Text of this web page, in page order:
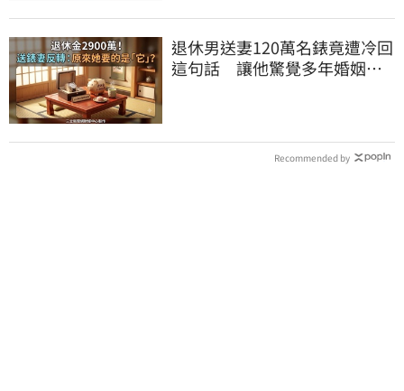
退休男送妻120萬名錶竟遭冷回
這句話 讓他驚覺多年婚姻全
Recommended by